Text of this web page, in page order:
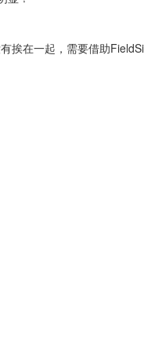
挨在一起，需要借助